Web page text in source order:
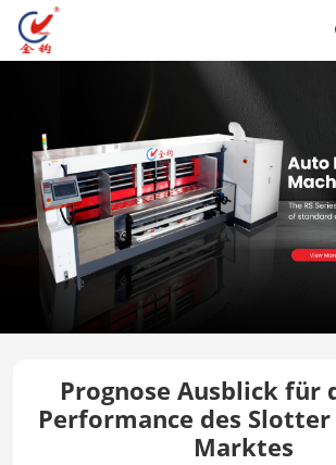
Prognose Ausblick für
Performance des
Marktes